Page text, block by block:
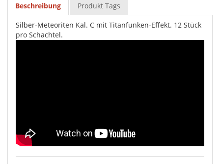
Beschreibung Produkt Tags
Silber-Meteoriten Kal. C mit Titanfunken-Effekt. 12 Stück
pro Schachtel.